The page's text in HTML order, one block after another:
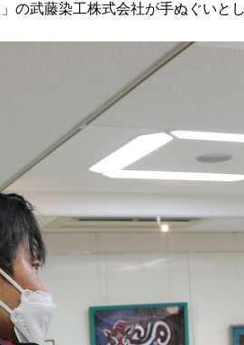
の武藤染工株式会社が手ぬぐい